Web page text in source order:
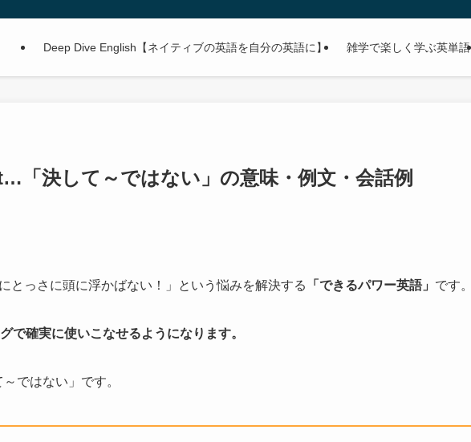
Deep Dive English【ネイティブの英語を自分の英語に】 雑学で楽しく学ぶ英単語
「決して～ではない」の意味・例文・会話例
とっさに頭に浮かばない！」という悩みを解決する 「できるパワー英語」 です。
で確実に使いこなせるようになります。
ではない」です。